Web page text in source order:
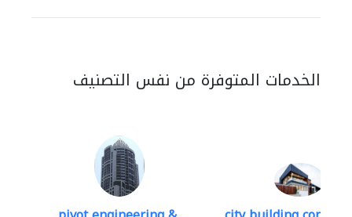
الخدمات المتوفرة من نفس التصنيف